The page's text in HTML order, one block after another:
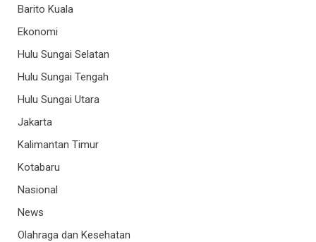
Barito Kuala
Ekonomi
Hulu Sungai Selatan
Hulu Sungai Tengah
Hulu Sungai Utara
Jakarta
Kalimantan Timur
Kotabaru
Nasional
News
Olahraga dan Kesehatan